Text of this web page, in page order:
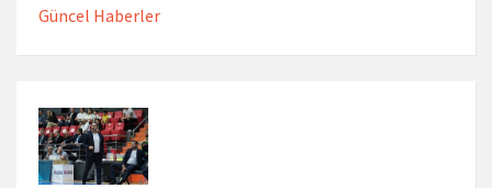
Güncel Haberler